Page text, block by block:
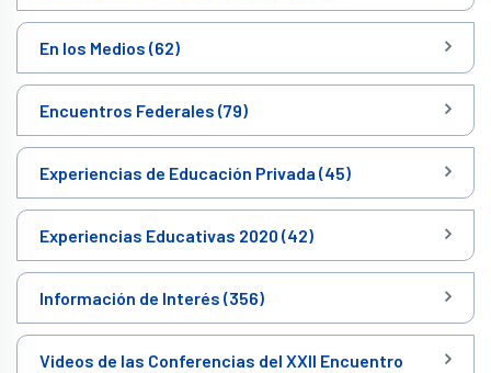
En los Medios (62)
Encuentros Federales (79)
Experiencias de Educación Privada (45)
Experiencias Educativas 2020 (42)
Información de Interés (356)
Videos de las Conferencias del XXII Encuentro